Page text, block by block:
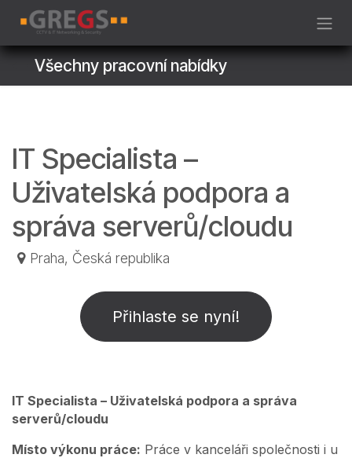
Skip to Content
Všechny pracovní nabídky
IT Specialista –
Uživatelská podpora a
správa serverů/cloudu
Praha, Česká republika
Přihlaste se nyní!
IT Specialista – Uživatelská podpora a správa
serverů/cloudu
Místo výkonu práce: Práce v kanceláři společnosti i u